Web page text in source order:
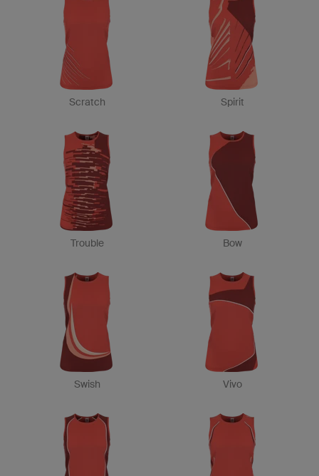
Scratch Spirit
Trouble Bow
Swish Vivo